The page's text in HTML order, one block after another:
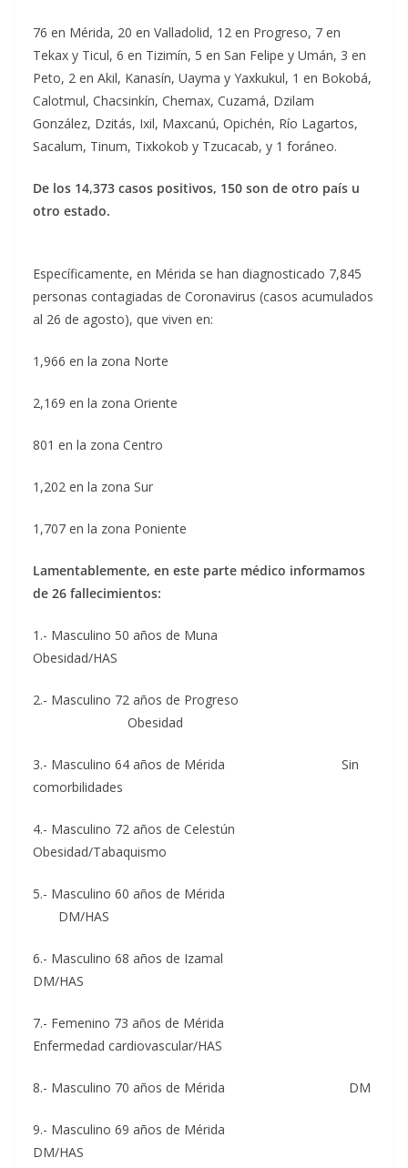
76 en Mérida, 20 en Valladolid, 12 en Progreso, 7 en
Tekax y Ticul, 6 en Tizimín, 5 en San Felipe y Umán, 3 en
Peto, 2 en Akil, Kanasín, Uayma y Yaxkukul, 1 en Bokobá,
Calotmul, Chacsinkín, Chemax, Cuzamá, Dzilam
González, Dzitás, Ixil, Maxcanú, Opichén, Río Lagartos,
Sacalum, Tinum, Tixkokob y Tzucacab, y 1 foráneo.
De los 14,373 casos positivos, 150 son de otro país u
otro estado.
Específicamente, en Mérida se han diagnosticado 7,845
personas contagiadas de Coronavirus (casos acumulados
al 26 de agosto), que viven en:
1,966 en la zona Norte
2,169 en la zona Oriente
801 en la zona Centro
1,202 en la zona Sur
1,707 en la zona Poniente
Lamentablemente, en este parte médico informamos
de 26 fallecimientos:
1.- Masculino 50 años de Muna
Obesidad/HAS
2.- Masculino 72 años de Progreso
Obesidad
3.- Masculino 64 años de Mérida Sin
comorbilidades
4.- Masculino 72 años de Celestún
Obesidad/Tabaquismo
5.- Masculino 60 años de Mérida
DM/HAS
6.- Masculino 68 años de Izamal
DM/HAS
7.- Femenino 73 años de Mérida
Enfermedad cardiovascular/HAS
8.- Masculino 70 años de Mérida DM
9.- Masculino 69 años de Mérida
DM/HAS